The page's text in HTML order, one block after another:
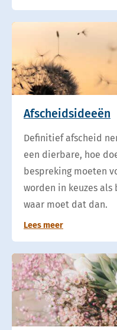
Afscheidsideeën
Definitief afscheid
een dierbare, hoe
bespreking moeten
worden in keuzes als
waar moet dat dan.
Lees meer